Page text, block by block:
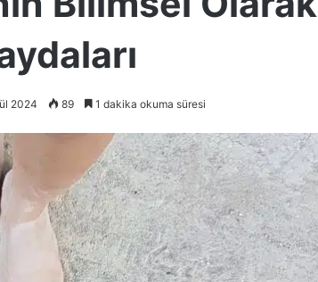
2024 89 1 dakika okuma süresi